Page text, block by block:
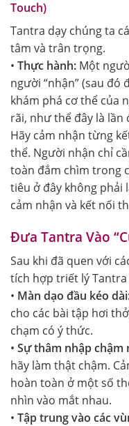
Touch)
Tantra dạy chúng ta
tâm và trân trọng.
• Thực hành: Một
người “nhận” (sau đó
khám phá cơ thể của
rãi, như thể đây là lần
Hãy cảm nhận từng
thể. Người nhận chỉ
toàn đắm chìm trong
tiêu ở đây không phải
cảm nhận và kết nối
Đưa Tantra Vào
Sau khi đã quen với
tích hợp triết lý
• Màn dạo đầu kéo
cho các bài tập hơi
chạm có ý thức.
• Sự thâm nhập chậm
hãy làm thật chậm.
hoàn toàn ở một số
nhìn vào mắt nhau.
• Tập trung vào các